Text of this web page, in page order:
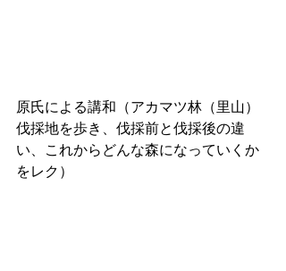
原氏による講和（アカマツ林（里山）
伐採地を歩き、伐採前と伐採後の違
い、これからどんな森になっていくか
をレク）